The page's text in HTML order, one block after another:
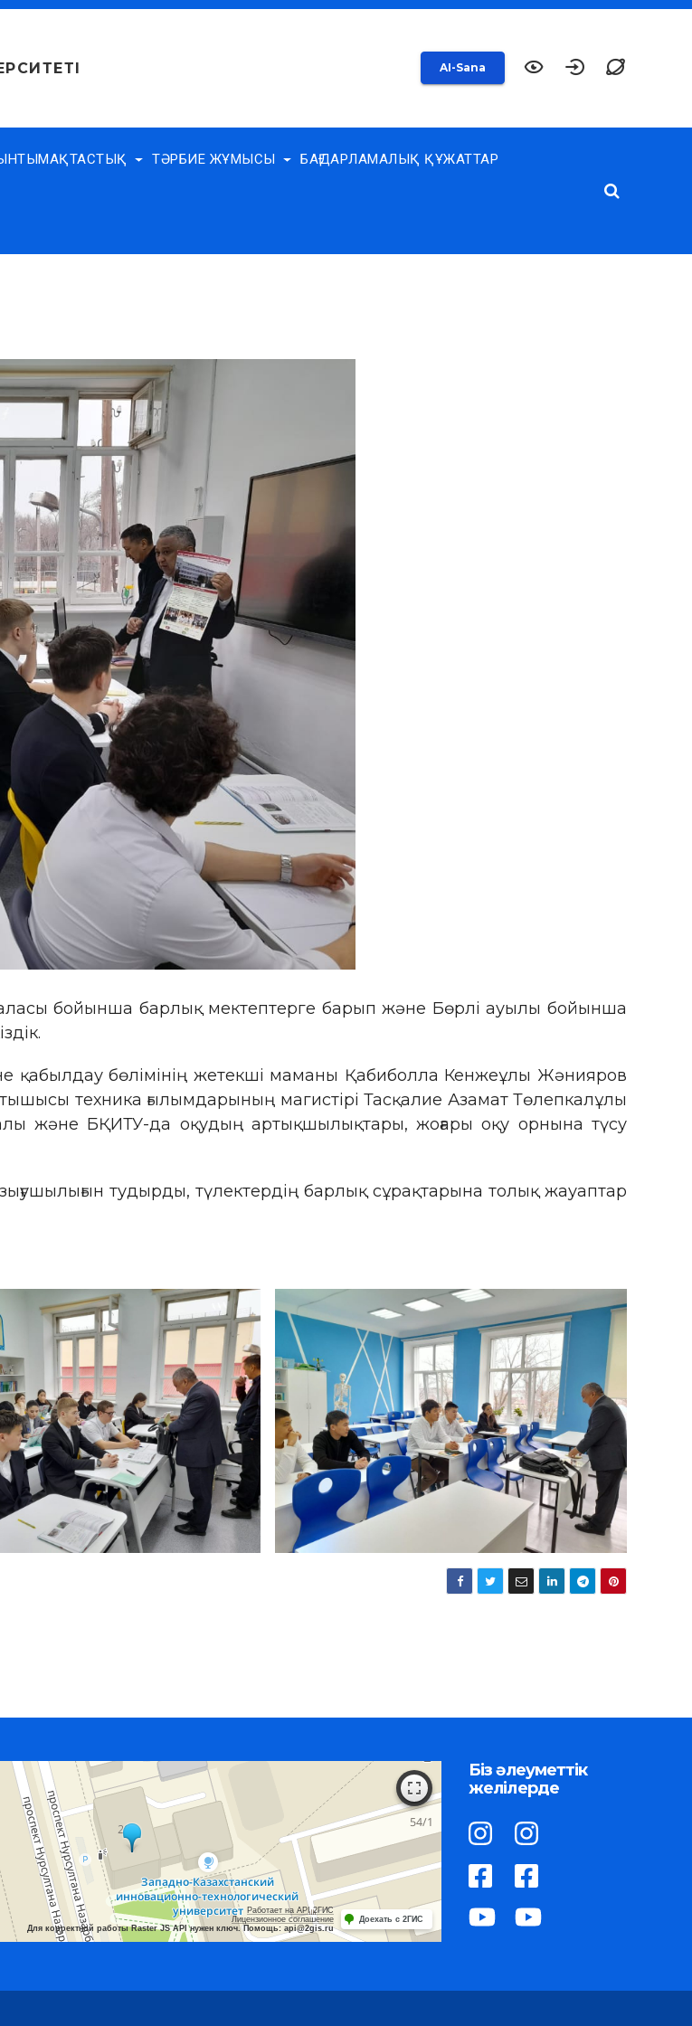
AI-Sana
ТӘРБИЕ ЖҰМЫСЫ БАҒДАРЛАМАЛЫҚ ҚҰЖАТТАР
бойынша барлық мектептерге барып және Бөрлі ауылы бойынша
қабылдау бөлімінің жетекші маманы Қабиболла Кенжеұлы Жәнияров
техника ғылымдарының магистірі Тасқалие Азамат Төлепкалұлы
және БҚИТУ-да оқудың артықшылықтары, жоғары оқу орнына түсу
тудырды, түлектердің барлық сұрақтарына толық жауаптар
Работает на API 2ГИС
Лицензионное соглашение
Для корректной работы Raster JS API нужен ключ. Помощь: api@2gis.ru
Доехать с 2ГИС
Біз әлеуметтік
желілерде